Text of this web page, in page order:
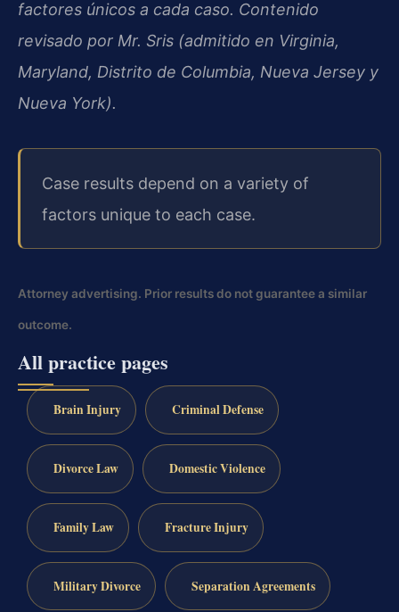
factores únicos a cada caso. Contenido
revisado por Mr. Sris (admitido en Virginia,
Maryland, Distrito de Columbia, Nueva Jersey y
Nueva York).
Case results depend on a variety of
factors unique to each case.
Attorney advertising. Prior results do not guarantee a similar
outcome.
All practice pages
Brain Injury Criminal Defense
Divorce Law Domestic Violence
Family Law Fracture Injury
Military Divorce Separation Agreements